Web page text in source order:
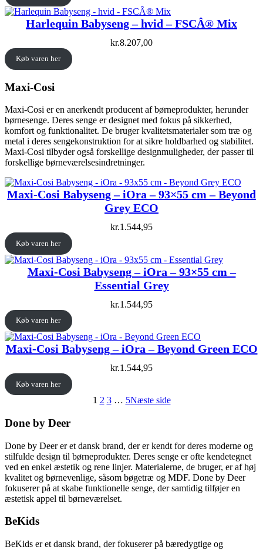
Harlequin Babyseng – hvid – FSCÂ® Mix
kr.8.207,00
Køb varen her
Maxi-Cosi
Maxi-Cosi er en anerkendt producent af børneprodukter, herunder
børnesenge. Deres senge er designet med fokus på sikkerhed,
komfort og funktionalitet. De bruger kvalitetsmaterialer som træ og
metal i deres sengekonstruktion for at sikre holdbarhed og stabilitet.
Maxi-Cosi tilbyder også forskellige designmuligheder, der passer til
forskellige børneværelsesindretninger.
Maxi-Cosi Babyseng – iOra – 93×55 cm – Beyond
Grey ECO
kr.1.544,95
Køb varen her
Maxi-Cosi Babyseng – iOra – 93×55 cm –
Essential Grey
kr.1.544,95
Køb varen her
Maxi-Cosi Babyseng – iOra – Beyond Green ECO
kr.1.544,95
Køb varen her
1 2 3 … 5Næste side
Done by Deer
Done by Deer er et dansk brand, der er kendt for deres moderne og
stilfulde design til børneprodukter. Deres senge er ofte kendetegnet
ved en enkel æstetik og rene linjer. Materialerne, de bruger, er af høj
kvalitet og børnevenlige, såsom bøgetræ og MDF. Done by Deer
fokuserer på at skabe funktionelle senge, der samtidig tilføjer en
æstetisk appel til børneværelset.
BeKids
BeKids er et dansk brand, der fokuserer på bæredygtige og